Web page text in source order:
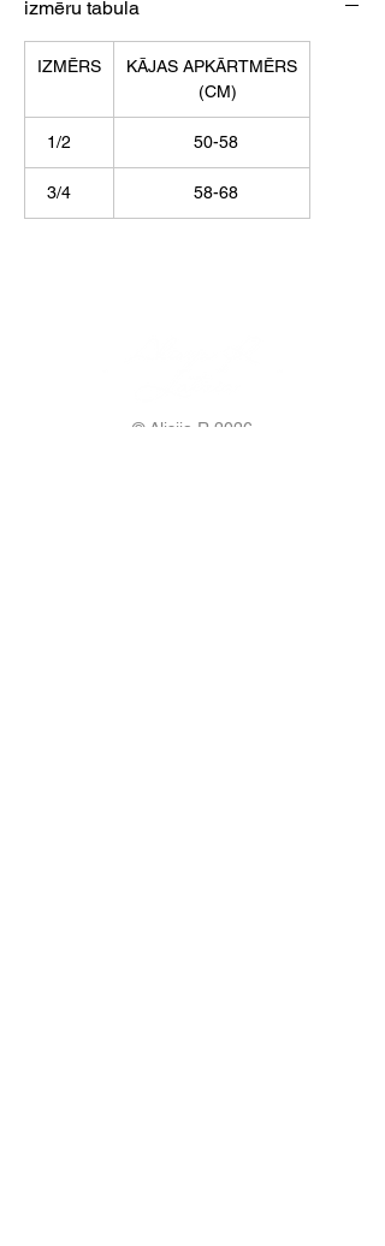
izmēru tabula
IZMĒRS
KĀJAS APKĀRTMĒRS
(CM)
1/2 50-58
3/4 58-68
© Alisija R 2026